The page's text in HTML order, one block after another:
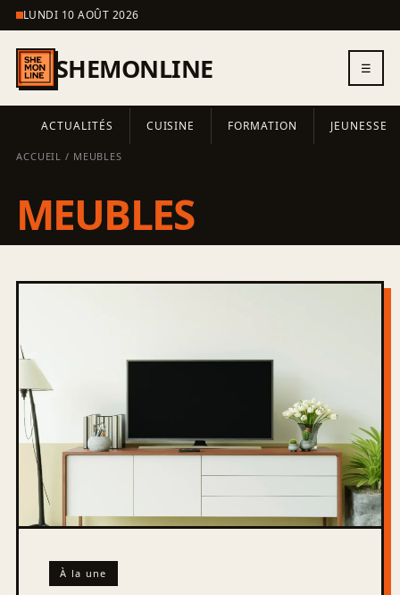
LUNDI 10 AOÛT 2026
SHEMONLINE ☰
ACTUALITÉS CUISINE FORMATION JEUNESSE
ACCUEIL / MEUBLES
MEUBLES
À la une